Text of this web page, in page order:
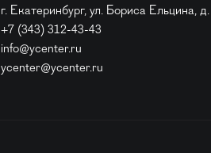
г. Екатеринбург, ул. Бориса Ельцина, д.
+7 (343) 312-43-43
info@ycenter.ru
ycenter@ycenter.ru